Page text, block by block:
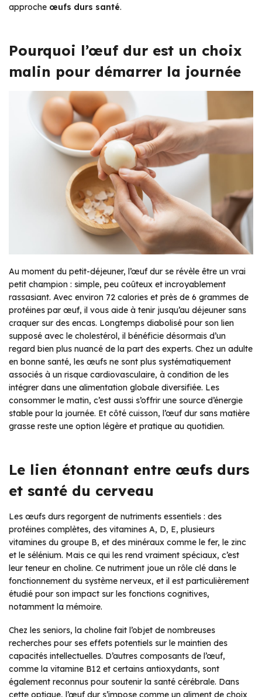
approche œufs durs santé.
Pourquoi l’œuf dur est un choix
malin pour démarrer la journée
Au moment du petit-déjeuner, l’œuf dur se révèle être un vrai
petit champion : simple, peu coûteux et incroyablement
rassasiant. Avec environ 72 calories et près de 6 grammes de
protéines par œuf, il vous aide à tenir jusqu’au déjeuner sans
craquer sur des encas. Longtemps diabolisé pour son lien
supposé avec le cholestérol, il bénéficie désormais d’un
regard bien plus nuancé de la part des experts. Chez un adulte
en bonne santé, les œufs ne sont plus systématiquement
associés à un risque cardiovasculaire, à condition de les
intégrer dans une alimentation globale diversifiée. Les
consommer le matin, c’est aussi s’offrir une source d’énergie
stable pour la journée. Et côté cuisson, l’œuf dur sans matière
grasse reste une option légère et pratique au quotidien.
Le lien étonnant entre œufs durs
et santé du cerveau
Les œufs durs regorgent de nutriments essentiels : des
protéines complètes, des vitamines A, D, E, plusieurs
vitamines du groupe B, et des minéraux comme le fer, le zinc
et le sélénium. Mais ce qui les rend vraiment spéciaux, c’est
leur teneur en choline. Ce nutriment joue un rôle clé dans le
fonctionnement du système nerveux, et il est particulièrement
étudié pour son impact sur les fonctions cognitives,
notamment la mémoire.
Chez les seniors, la choline fait l’objet de nombreuses
recherches pour ses effets potentiels sur le maintien des
capacités intellectuelles. D’autres composants de l’œuf,
comme la vitamine B12 et certains antioxydants, sont
également reconnus pour soutenir la santé cérébrale. Dans
cette optique, l’œuf dur s’impose comme un aliment de choix